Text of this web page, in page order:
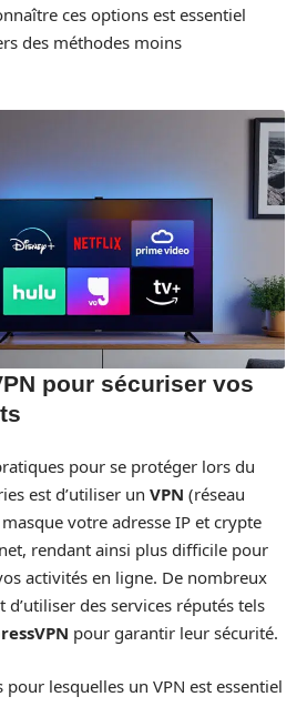
ces options est essentiel
des méthodes moins
pour sécuriser vos
pour se protéger lors du
est d’utiliser un VPN (réseau
votre adresse IP et crypte
rendant ainsi plus difficile pour
activités en ligne. De nombreux
des services réputés tels
pour garantir leur sécurité.
lesquelles un VPN est essentiel